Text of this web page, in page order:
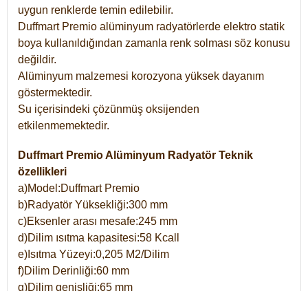
uygun renklerde temin edilebilir.
Duffmart Premio alüminyum radyatörlerde elektro statik
boya kullanıldığından zamanla renk solması söz konusu
değildir.
Alüminyum malzemesi korozyona yüksek dayanım
göstermektedir.
Su içerisindeki çözünmüş oksijenden
etkilenmemektedir.
Duffmart Premio Alüminyum Radyatör Teknik
özellikleri
a)Model:Duffmart Premio
b)Radyatör Yüksekliği:300 mm
c)Eksenler arası mesafe:245 mm
d)Dilim ısıtma kapasitesi:58 Kcall
e)Isıtma Yüzeyi:0,205 M2/Dilim
f)Dilim Derinliği:60 mm
g)Dilim genişliği:65 mm